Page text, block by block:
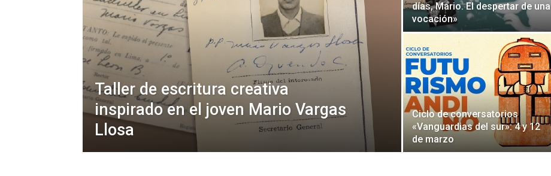
la
Literatura
Taller de escritura creativa
inspirado en el joven Mario Vargas
Llosa
días, Mario. El despertar de una
vocación»
Ciclo de conversatorios
«Vanguardias del sur»: 4 y 12
de marzo